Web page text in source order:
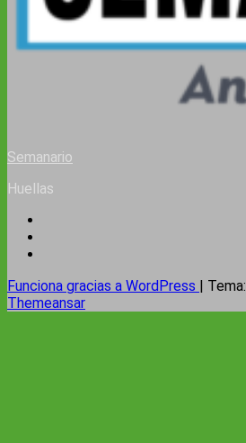
Semanario
Huellas
Funciona gracias a WordPress | Tema:
Themeansar